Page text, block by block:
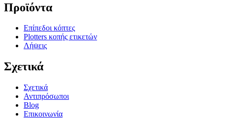
Προϊόντα
Επίπεδοι κόπτες
Plotters κοπής ετικετών
Λήψεις
Σχετικά
Σχετικά
Αντιπρόσωποι
Blog
Επικοινωνία